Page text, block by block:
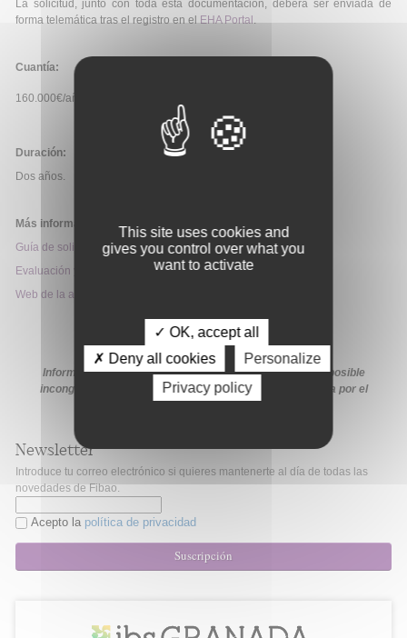
La solicitud, junto con toda esta documentación, deberá ser enviada de
forma telemática tras el registro en elEHA Portal.
Cuantía:
160.000€/año.
Duración:
Dos años.
Más información:
Guía de solicitud
Evaluación y selección
Web de la ayuda
Información extraída de la web de la ayuda. En caso de posible
incongruencia, prevalecerá la información proporcionada por el
Newsletter
Introduce tu correo electrónico si quieres mantenerte al día de todas las
novedades de Fibao.
Acepto la política de privacidad
Suscripción
This site uses cookies and
gives you control over what you
want to activate
✓ OK, accept all
✗ Deny all cookies
Personalize
Privacy policy